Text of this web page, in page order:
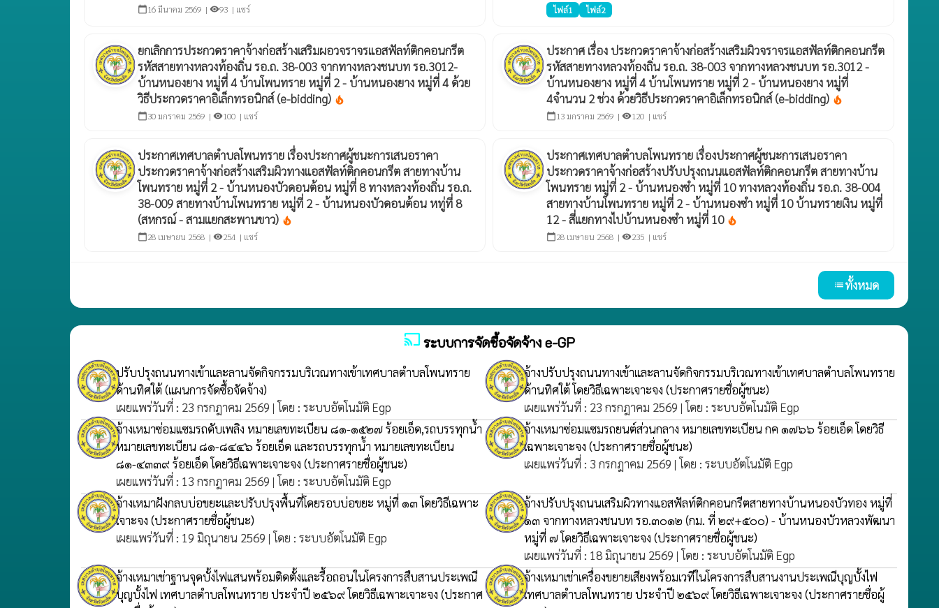
calendar_today16 มีนาคม 2569 | visibility93 | แชร์
ไฟล์1
ไฟล์2
ยกเลิกการประกวดราคาจ้างก่อสร้างเสริมผอวจราจรแอสฟัลท์ติกคอนกรีต
รหัสสายทางหลวงท้องถิ่น รอ.ถ. 38-003 จากทางหลวงชนบท รอ.3012-
บ้านหนองยาง หมู่ที่ 4 บ้านโพนทราย หมู่ที่ 2 - บ้านหนองยาง หมู่ที่ 4 ด้วย
วิธีประกวดราคาอิเล็กทรอนิกส์ (e-bidding) local_fire_department
calendar_today30 มกราคม 2569 | visibility100 | แชร์
ประกาศ เรื่อง ประกวดราคาจ้างก่อสร้างเสริมผิวจราจรแอสฟัลท์ติกคอนกรีต
รหัสสายทางหลวงท้องถิ่น รอ.ถ. 38-003 จากทางหลวงชนบท รอ.3012 -
บ้านหนองยาง หมู่ที่ 4 บ้านโพนทราย หมู่ที่ 2 - บ้านหนองยาง หมู่ที่
4จำนวน 2 ช่วง ด้วยวิธีประกวดราคาอิเล็กทรอนิกส์ (e-bidding) local_fire_department
calendar_today13 มกราคม 2569 | visibility120 | แชร์
ประกาศเทศบาลตำบลโพนทราย เรื่องประกาศผู้ชนะการเสนอราคา
ประกวดราคาจ้างก่อสร้างเสริมผิวทางแอสฟัลท์ติกคอนกรีต สายทางบ้าน
โพนทราย หมู่ที่ 2 - บ้านหนองบัวดอนต้อน หมู่ที่ 8 ทางหลวงท้องถิ่น รอ.ถ.
38-009 สายทางบ้านโพนทราย หมู่ที่ 2 - บ้านหนองบัวดอนต้อน หทู่ที่ 8
(สหกรณ์ - สามแยกสะพานขาว) local_fire_department
calendar_today28 เมษายน 2568 | visibility254 | แชร์
ประกาศเทศบาลตำบลโพนทราย เรื่องประกาศผู้ชนะการเสนอราคา
ประกวดราคาจ้างก่อสร้างปรับปรุงถนนแอสฟัลท์ติกคอนกรีต สายทางบ้าน
โพนทราย หมู่ที่ 2 - บ้านหนองซำ หมู่ที่ 10 ทางหลวงท้องถิ่น รอ.ถ. 38-004
สายทางบ้านโพนทราย หมู่ที่ 2 - บ้านหนองซำ หมู่ที่ 10 บ้านทรายเงิน หมู่ที่
12 - สี่แยกทางไปบ้านหนองซำ หมู่ที่ 10 local_fire_department
calendar_today28 เมษายน 2568 | visibility235 | แชร์
listทั้งหมด
castระบบการจัดซื้อจัดจ้าง e-GP
ปรับปรุงถนนทางเข้าและลานจัดกิจกรรมบริเวณทางเข้าเทศบาลตำบลโพนทราย
ด้านทิศใต้ (แผนการจัดซื้อจัดจ้าง)
เผยแพร่วันที่ : 23 กรกฎาคม 2569 | โดย : ระบบอัตโนมัติ Egp
จ้างปรับปรุงถนนทางเข้าและลานจัดกิจกรรมบริเวณทางเข้าเทศบาลตำบลโพนทราย
ด้านทิศใต้ โดยวิธีเฉพาะเจาะจง (ประกาศรายชื่อผู้ชนะ)
เผยแพร่วันที่ : 23 กรกฎาคม 2569 | โดย : ระบบอัตโนมัติ Egp
จ้างเหมาซ่อมแซมรถดับเพลิง หมายเลขทะเบียน ๘๑-๑๕๒๗ ร้อยเอ็ด,รถบรรทุกน้ำ
หมายเลขทะเบียน ๘๑-๘๔๔๖ ร้อยเอ็ด และรถบรรทุกน้ำ หมายเลขทะเบียน
๘๑-๔๓๓๙ ร้อยเอ็ด โดยวิธีเฉพาะเจาะจง (ประกาศรายชื่อผู้ชนะ)
เผยแพร่วันที่ : 13 กรกฎาคม 2569 | โดย : ระบบอัตโนมัติ Egp
จ้างเหมาซ่อมแซมรถยนต์ส่วนกลาง หมายเลขทะเบียน กค ๑๗๖๖ ร้อยเอ็ด โดยวิธี
เฉพาะเจาะจง (ประกาศรายชื่อผู้ชนะ)
เผยแพร่วันที่ : 3 กรกฎาคม 2569 | โดย : ระบบอัตโนมัติ Egp
จ้างเหมาฝังกลบบ่อขยะและปรับปรุงพื้นที่โดยรอบบ่อขยะ หมู่ที่ ๑๓ โดยวิธีเฉพาะ
เจาะจง (ประกาศรายชื่อผู้ชนะ)
เผยแพร่วันที่ : 19 มิถุนายน 2569 | โดย : ระบบอัตโนมัติ Egp
จ้างปรับปรุงถนนเสริมผิวทางแอสฟัลท์ติกคอนกรีตสายทางบ้านหนองบัวทอง หมู่ที่
๑๓ จากทางหลวงชนบท รอ.๓๐๑๒ (กม. ที่ ๒๙+๕๐๐) - บ้านหนองบัวหลวงพัฒนา
หมู่ที่ ๗ โดยวิธีเฉพาะเจาะจง (ประกาศรายชื่อผู้ชนะ)
เผยแพร่วันที่ : 18 มิถุนายน 2569 | โดย : ระบบอัตโนมัติ Egp
จ้างเหมาเช่าฐานจุดบั้งไฟแสนพร้อมติดตั้งและรื้อถอนในโครงการสืบสานประเพณี
บุญบั้งไฟ เทศบาลตำบลโพนทราย ประจำปี ๒๕๖๙ โดยวิธีเฉพาะเจาะจง (ประกาศ
จ้างเหมาเช่าเครื่องขยายเสียงพร้อมเวทีในโครงการสืบสานงานประเพณีบุญบั้งไฟ
เทศบาลตำบลโพนทราย ประจำปี ๒๕๖๙ โดยวิธีเฉพาะเจาะจง (ประกาศรายชื่อผู้